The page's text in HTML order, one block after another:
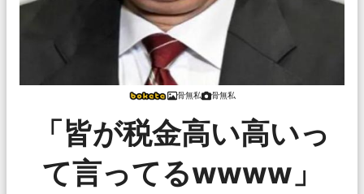
骨無私 骨無私
「皆が税金高い高いっ
て言ってるwwww」